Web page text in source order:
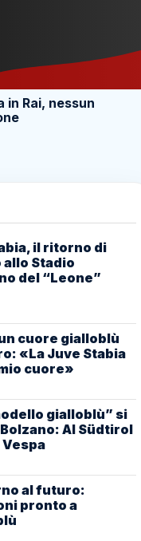
in Rai, nessun
il ritorno di
allo Stadio
del “Leone”
cuore gialloblù
«La Juve Stabia
cuore»
gialloblù” si
Al Südtirol
Vespa
al futuro:
pronto a